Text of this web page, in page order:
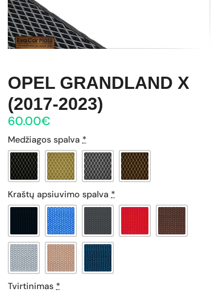
OPEL GRANDLAND X
(2017-2023)
60.00€
Medžiagos spalva *
Kraštų apsiuvimo spalva *
Tvirtinimas *